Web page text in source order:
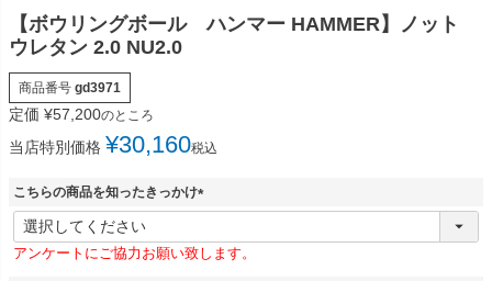
【ボウリングボール ハンマー HAMMER】ノット
ウレタン 2.0 NU2.0
商品番号 gd3971
定価 ¥57,200のところ
当店特別価格 ¥30,160税込
こちらの商品を知ったきっかけ
(
須
アンケートにご協力お願い致します。